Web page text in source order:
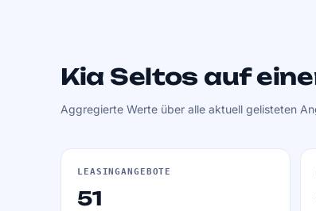
Kia Seltos auf
Aggregierte Werte über alle aktuell gelisteten
LEASINGANGEBOTE
51